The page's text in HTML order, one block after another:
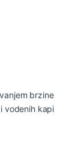
brzine
vodenih kapi